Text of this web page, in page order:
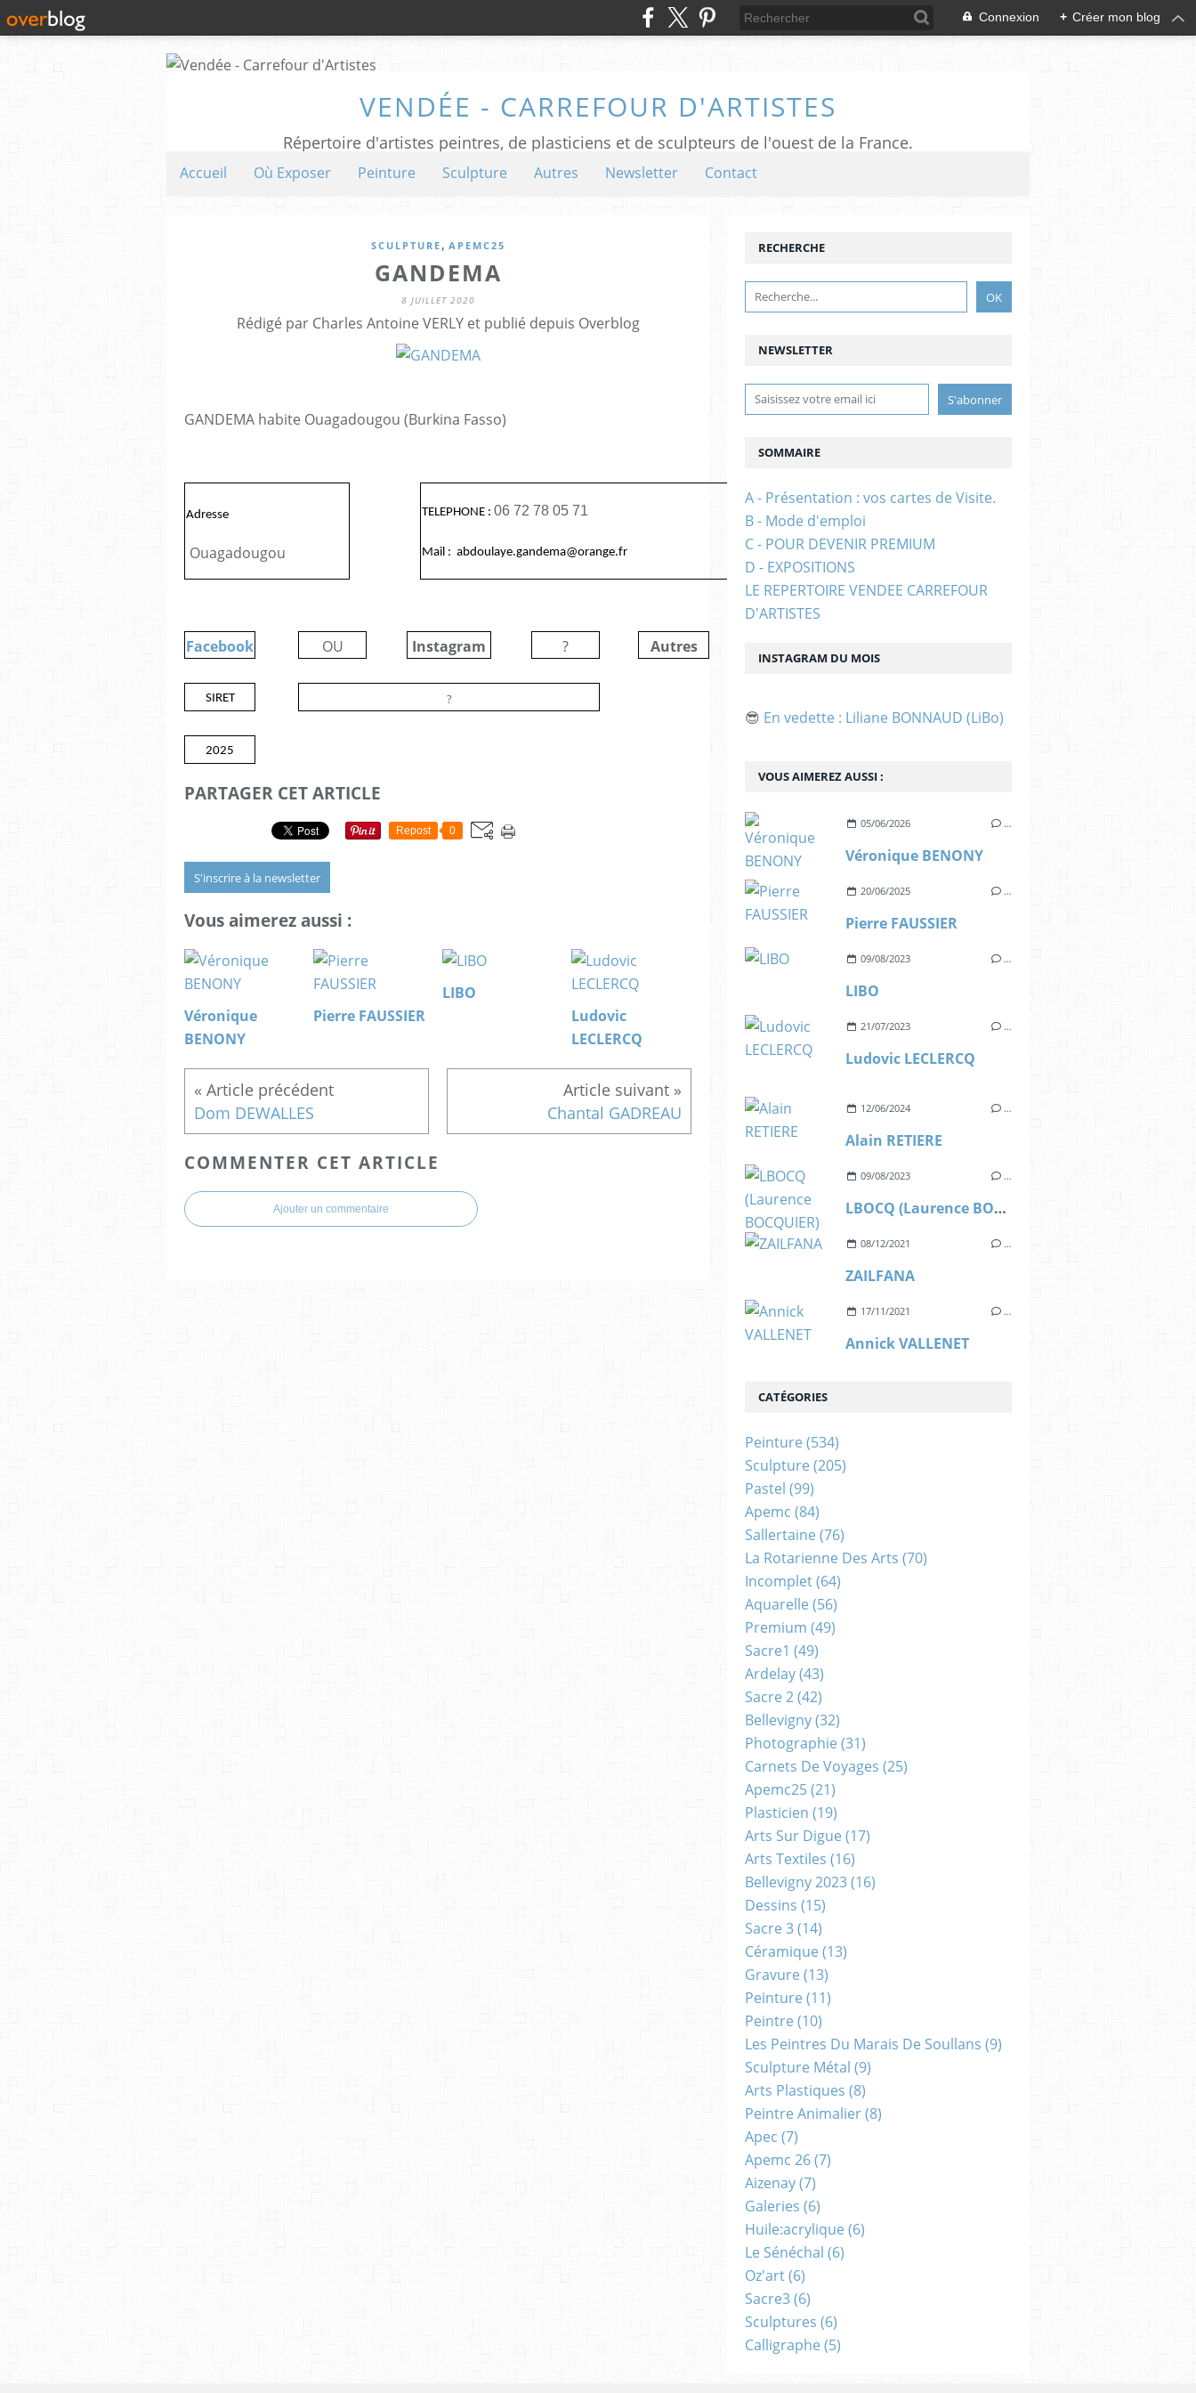
Connexion + Créer mon blog
VENDÉE - CARREFOUR D'ARTISTES
Répertoire d'artistes peintres, de plasticiens et de sculpteurs de l'ouest de la France.
Accueil Où Exposer Peinture Sculpture Autres Newsletter Contact
SCULPTURE , APEMC25
GANDEMA
8 JUILLET 2020
Rédigé par Charles Antoine VERLY et publié depuis Overblog
GANDEMA habite Ouagadougou (Burkina Fasso)
Adresse
Ouagadougou
TELEPHONE : 06 72 78 05 71
Mail : abdoulaye.gandema@orange.fr
Facebook OU Instagram ? Autres
SIRET ?
2025
PARTAGER CET ARTICLE
Repost 0
S'inscrire à la newsletter
Vous aimerez aussi :
Véronique
BENONY
Pierre FAUSSIER
LIBO
Ludovic
LECLERCQ
Dom DEWALLES Chantal GADREAU
COMMENTER CET ARTICLE
Ajouter un commentaire
NEWSLETTER
RECHERCHE
VOUS AIMEREZ AUSSI :
05/06/2026 …
Véronique BENONY
20/06/2025 …
Pierre FAUSSIER
09/08/2023 …
LIBO
21/07/2023 …
Ludovic LECLERCQ
12/06/2024 …
Alain RETIERE
09/08/2023 …
LBOCQ (Laurence BOCQUIER)
08/12/2021 …
ZAILFANA
17/11/2021 …
Annick VALLENET
SOMMAIRE
A - Présentation : vos cartes de Visite.
B - Mode d'emploi
C - POUR DEVENIR PREMIUM
D - EXPOSITIONS
LE REPERTOIRE VENDEE CARREFOUR
D'ARTISTES
CATÉGORIES
Peinture (534)
Sculpture (205)
Pastel (99)
Apemc (84)
Sallertaine (76)
La Rotarienne Des Arts (70)
Incomplet(64)
Aquarelle (56)
Premium (49)
Sacre1 (49)
Ardelay(43)
Sacre 2(42)
Bellevigny(32)
Photographie (31)
Carnets De Voyages (25)
Apemc25(21)
Plasticien (19)
Arts Sur Digue (17)
Arts Textiles (16)
Bellevigny 2023(16)
Dessins (15)
Sacre 3(14)
Céramique (13)
Gravure (13)
Peinture (11)
Peintre (10)
Les Peintres Du Marais De Soullans (9)
Sculpture Métal (9)
Arts Plastiques (8)
Peintre Animalier(8)
Apec (7)
Apemc 26(7)
Aizenay(7)
Galeries (6)
Huile:acrylique (6)
Le Sénéchal (6)
Oz'art(6)
Sacre3(6)
Sculptures (6)
Calligraphe (5)
INSTAGRAM DU MOIS
😎 En vedette : Liliane BONNAUD (LiBo)